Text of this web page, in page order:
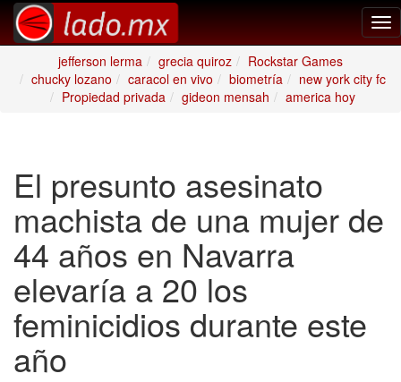
jefferson lerma
grecia quiroz
Rockstar Games
chucky lozano
caracol en vivo biometría
new york city fc
Propiedad privada
gideon mensah america hoy
El presunto asesinato
machista de una mujer de
44 años en Navarra
elevaría a 20 los
feminicidios durante este
año